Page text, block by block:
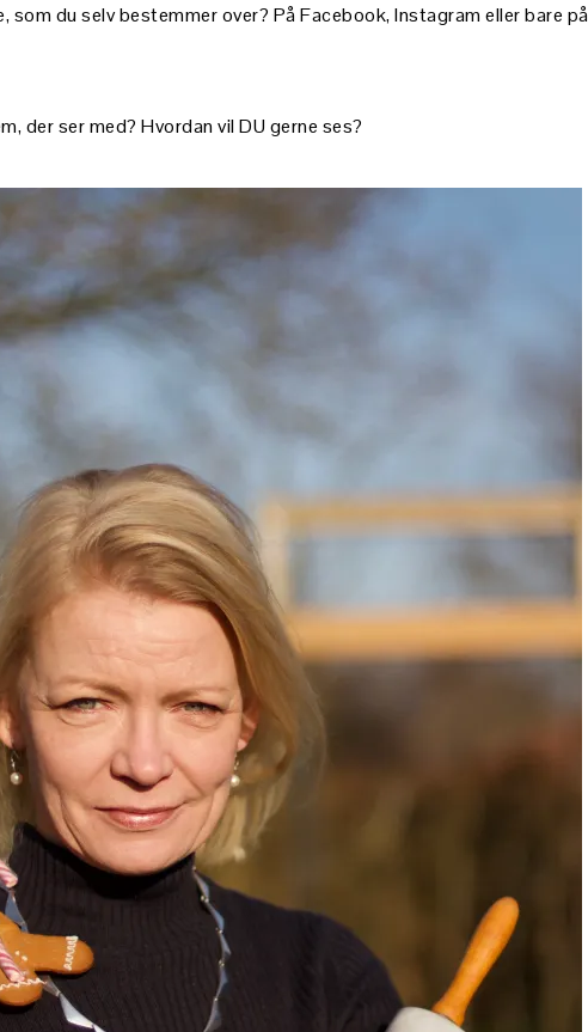
som du selv bestemmer over? På Facebook, Instagram eller bare på
der ser med? Hvordan vil DU gerne ses?